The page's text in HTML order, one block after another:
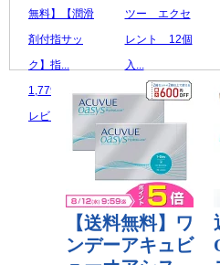
無料】【潤滑
剤付指サッ
ク】指...
1,779 円
レビュー数：0
ツー エクセ
レント 12個
入...
57,775 円